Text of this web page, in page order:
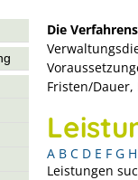
Die
Fristen/
A B C D E F G H
Leistungen